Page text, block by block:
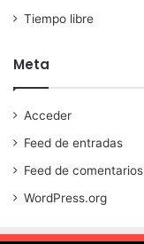
Tiempo libre
Meta
Acceder
Feed de entradas
Feed de comentarios
WordPress.org